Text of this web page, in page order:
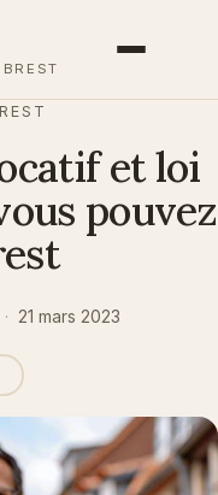
et loi
pouvez
· 21 mars 2023